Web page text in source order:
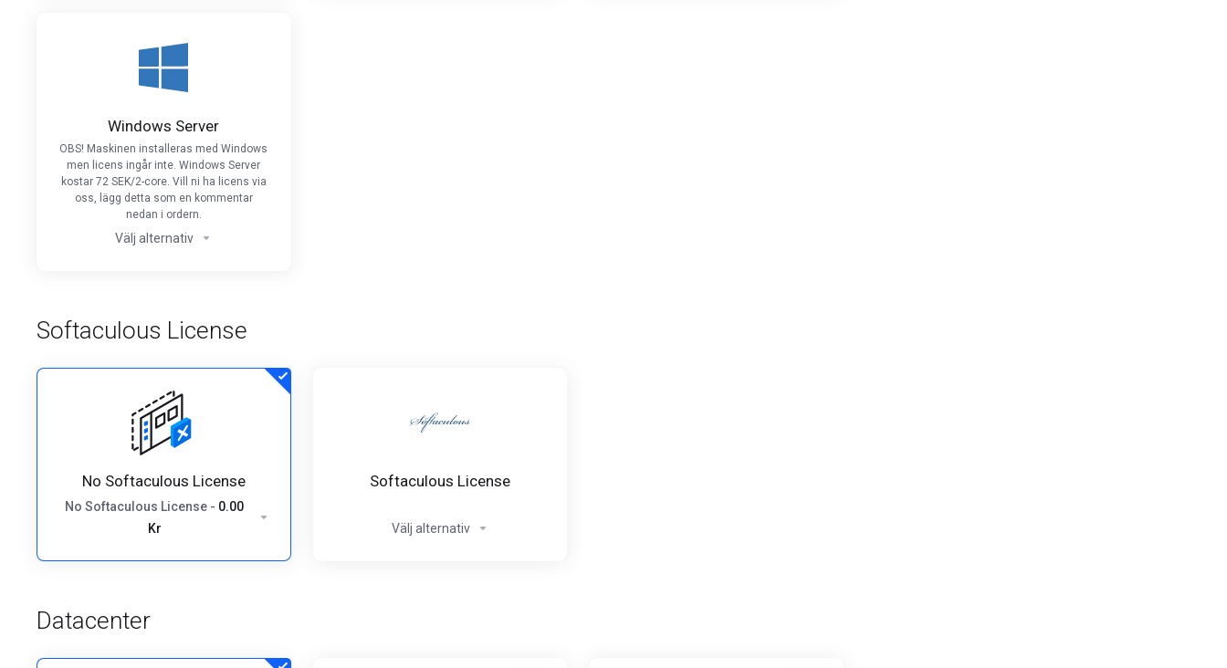
Windows Server
OBS! Maskinen installeras med Windows
men licens ingår inte. Windows Server
kostar 72 SEK/2-core. Vill ni ha licens via
oss, lägg detta som en kommentar
nedan i ordern.
Välj alternativ
Softaculous License
No Softaculous License
No Softaculous License - 0.00
Kr
Softaculous License
Välj alternativ
Datacenter